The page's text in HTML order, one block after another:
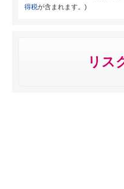
得税が含まれます。)
リス